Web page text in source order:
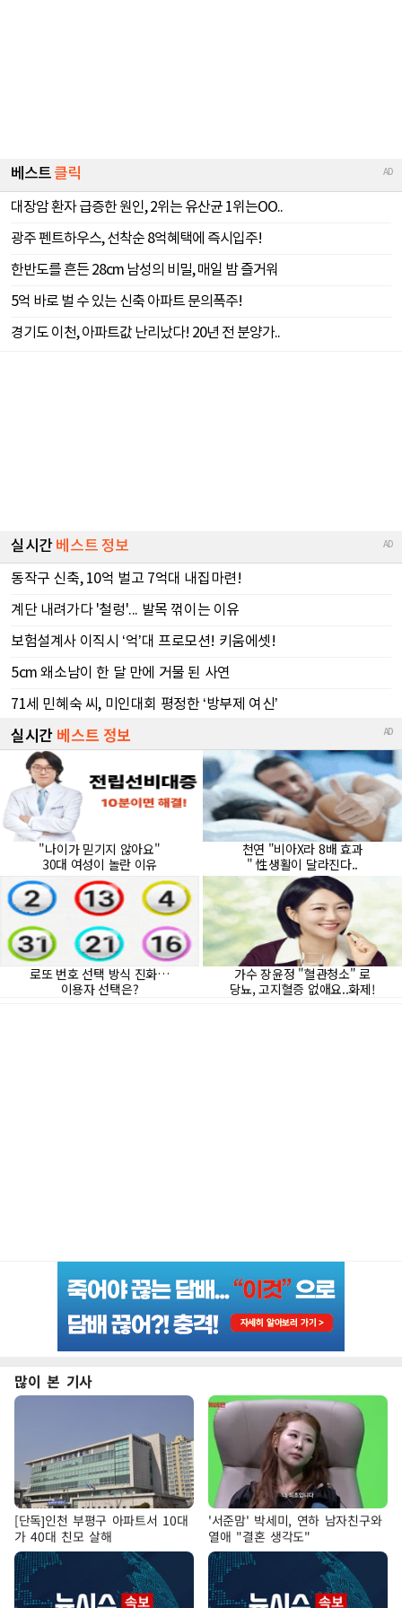
많이 본 기사
[단독]인천 부평구 아파트서 10대
가 40대 친모 살해
'서준맘' 박세미, 연하 남자친구와
열애 "결혼 생각도"